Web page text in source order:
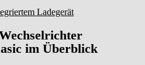
Ladegerät
im Überblick